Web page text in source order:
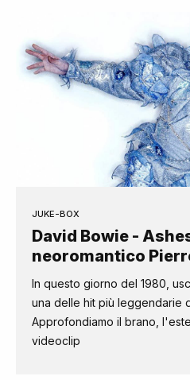
JUKE-BOX
David Bowie -
neoromantico
In questo giorno del 1980,
una delle hit più leggendarie
Approfondiamo il brano,
videoclip